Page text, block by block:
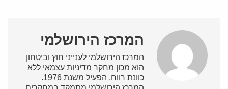
המרכז הירושלמי
המרכז הירושלמי לענייני חוץ וביטחון
הוא מכון מחקר מדיניות עצמאי ללא
כוונת רווח, הפעיל משנת 1976.